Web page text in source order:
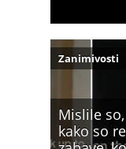
Mislile
kako so
Zanimivosti